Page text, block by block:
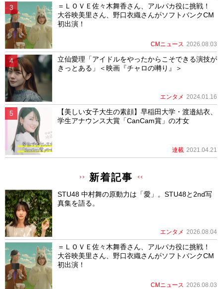
＝ＬＯＶＥ佐々木舞香さん、アルパカ役に挑戦！
大谷映美里さん、野口衣織さんがソフトバンクCM
初出演！
CMニュース 2026.08.03
立仙愛理「アイドルをやったからこそできる演技が
きっとある」＜映画『チャロの囀り』＞
エンタメ 2024.01.16
【美しい女子大生の素顔】早稲田大学・渡邉結衣、
学生アナウンス大賞「CanCam賞」の才女
連載 2021.04.21
新着記事
STU48 中村舞の原動力は「愛」。STU48と2nd写
真集を語る。
エンタメ 2026.08.04
＝ＬＯＶＥ佐々木舞香さん、アルパカ役に挑戦！
大谷映美里さん、野口衣織さんがソフトバンクCM
初出演！
CMニュース 2026.08.03